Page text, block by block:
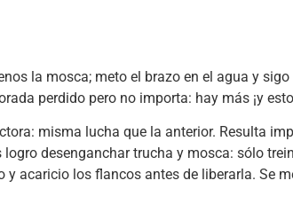
la mosca; meto el brazo en el agua y
perdido pero no importa: hay más ¡y
misma lucha que la anterior. Resulta
desenganchar trucha y mosca: sólo
acaricio los flancos antes de liberarla. Se